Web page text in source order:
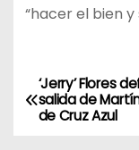
“hacer el bien y
N
a
‘Jerry’ Flores
salida de
de Cruz Azul